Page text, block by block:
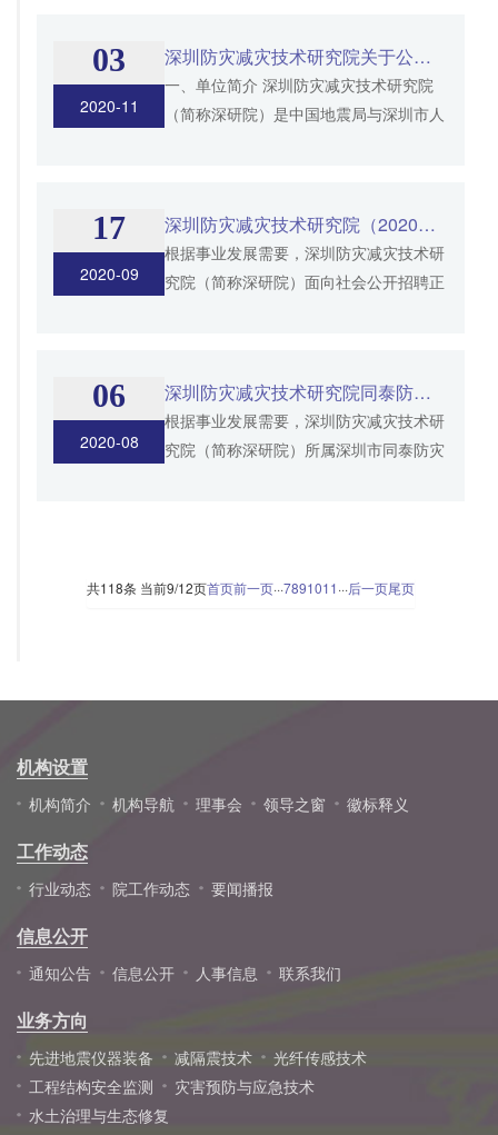
03
2020-11
深圳防灾减灾技术研究院关于公开招聘科技金融首席专家的公告
一、单位简介 深圳防灾减灾技术研究院
（简称深研院）是中国地震局与深圳市人
17
2020-09
深圳防灾减灾技术研究院（2020年第三批）公开招聘工作人员公告
根据事业发展需要，深圳防灾减灾技术研
究院（简称深研院）面向社会公开招聘正
06
2020-08
深圳防灾减灾技术研究院同泰防灾技术（集团）有限公司（2020年第二批）公开招聘工作人员公告
根据事业发展需要，深圳防灾减灾技术研
究院（简称深研院）所属深圳市同泰防灾
共118条 当前9/12页首页前一页···7891011···后一页尾页
机构设置
机构简介 机构导航 理事会 领导之窗 徽标释义
工作动态
行业动态 院工作动态 要闻播报
信息公开
通知公告 信息公开 人事信息 联系我们
业务方向
先进地震仪器装备 减隔震技术
光纤传感技术
工程结构安全监测
灾害预防与应急技术
水土治理与生态修复